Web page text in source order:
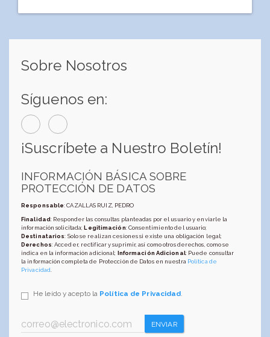
Sobre Nosotros
Síguenos en:
¡Suscríbete a Nuestro Boletín!
INFORMACIÓN BÁSICA SOBRE
PROTECCIÓN DE DATOS
Responsable: CAZALLAS RUIZ, PEDRO
Finalidad: Responder las consultas planteadas por el usuario y enviarle la
información solicitada;Legitimación: Consentimiento del usuario;
Destinatarios: Solo se realizan cesiones si existe una obligación legal;
Derechos: Acceder, rectificar y suprimir, así como otros derechos, como se
indica en la información adicional; Información Adicional: Puede consultar
la información completa de Protección de Datos en nuestra Política de
Privacidad
He leído y acepto la Política de Privacidad.
ENVIAR